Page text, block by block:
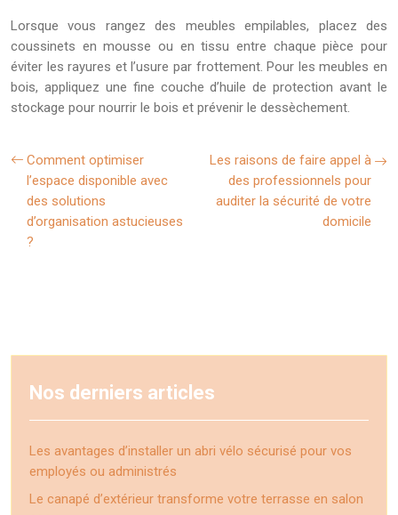
Lorsque vous rangez des meubles empilables, placez des
coussinets en mousse ou en tissu entre chaque pièce pour
éviter les rayures et l’usure par frottement. Pour les meubles en
bois, appliquez une fine couche d’huile de protection avant le
stockage pour nourrir le bois et prévenir le dessèchement.
Comment optimiser
l’espace disponible avec
des solutions
d’organisation astucieuses
?
Les raisons de faire appel à
des professionnels pour
auditer la sécurité de votre
domicile
Nos derniers articles
Les avantages d’installer un abri vélo sécurisé pour vos
employés ou administrés
Le canapé d’extérieur transforme votre terrasse en salon